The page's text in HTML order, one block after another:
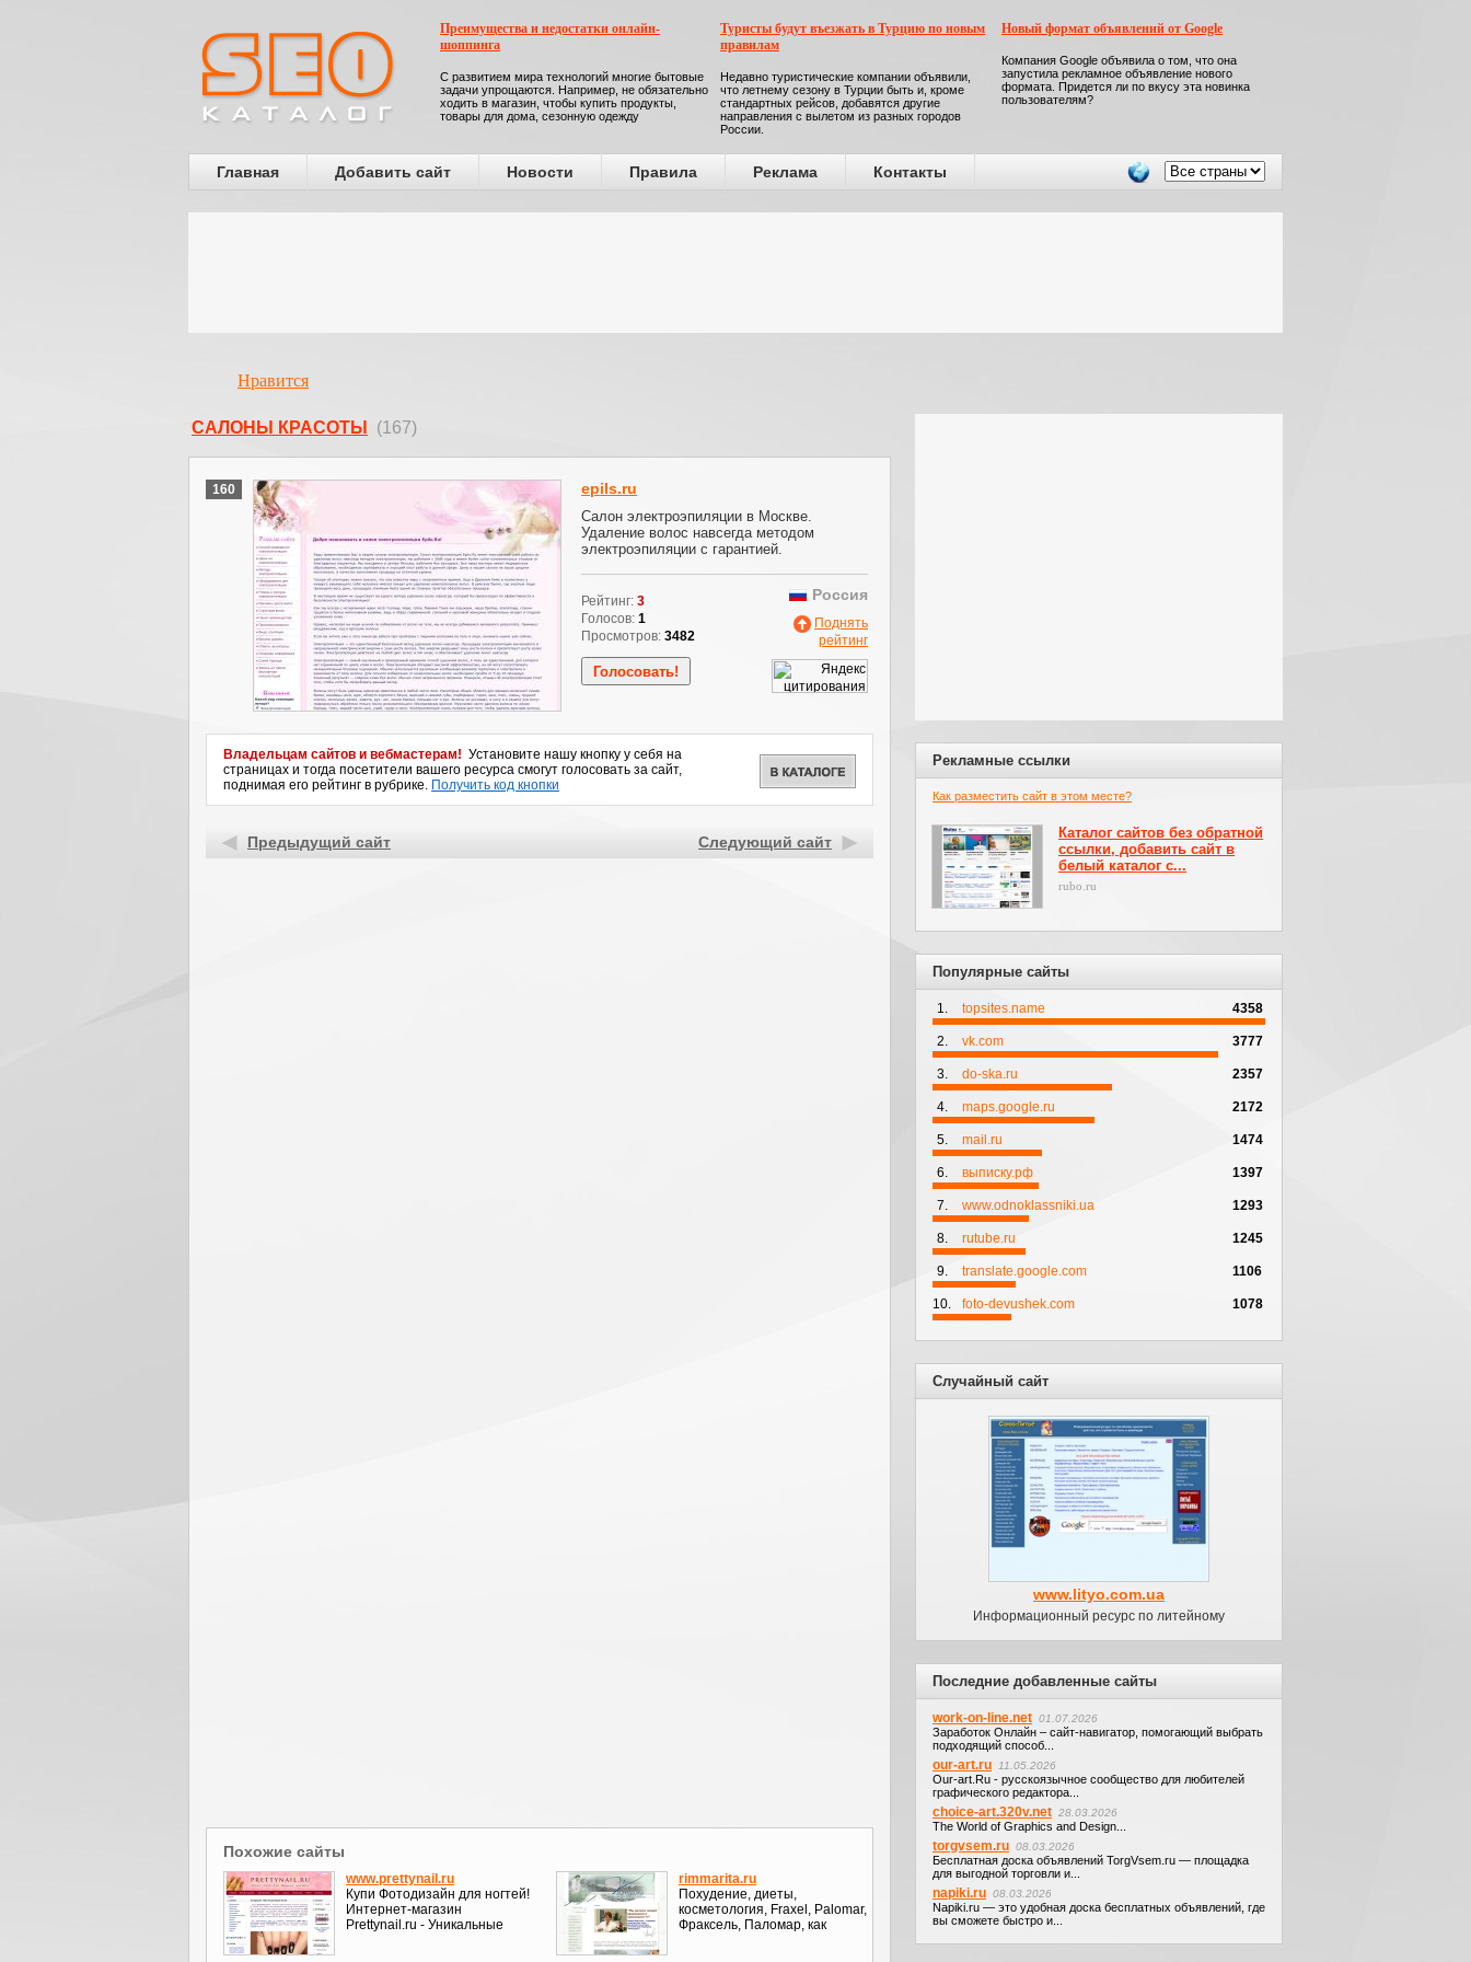
Преимущества и недостатки онлайн-
шоппинга
С развитием мира технологий многие бытовые
задачи упрощаются. Например, не обязательно
ходить в магазин, чтобы купить продукты,
товары для дома, сезонную одежду
Туристы будут въезжать в Турцию по новым
правилам
Недавно туристические компании объявили,
что летнему сезону в Турции быть и, кроме
стандартных рейсов, добавятся другие
направления с вылетом из разных городов
России.
Новый формат объявлений от Google
Компания Google объявила о том, что она
запустила рекламное объявление нового
формата. Придется ли по вкусу эта новинка
пользователям?
Главная Добавить сайт Новости Правила Реклама Контакты
Нравится
CАЛОНЫ КРАСОТЫ (167)
160 epils.ru
Салон электроэпиляции в Москве.
Удаление волос навсегда методом
электроэпиляции с гарантией.
Рейтинг: 3
Голосов: 1
Просмотров: 3482
Россия
Поднять
рейтинг
Владельцам сайтов и вебмастерам! Установите нашу кнопку у себя на
страницах и тогда посетители вашего ресурса смогут голосовать за сайт,
поднимая его рейтинг в рубрике. Получить код кнопки
Предыдущий сайт Следующий сайт
Похожие сайты
www.prettynail.ru
Купи Фотодизайн для ногтей!
Интернет-магазин
Prettynail.ru - Уникальные
rimmarita.ru
Похудение, диеты,
косметология, Fraxel, Palomar,
Фраксель, Паломар, как
Рекламные ссылки
Как разместить сайт в этом месте?
Каталог сайтов без обратной
ссылки, добавить сайт в
белый каталог с...
rubo.ru
Популярные сайты
1. topsites.name 4358
2. vk.com 3777
3. do-ska.ru 2357
4. maps.google.ru 2172
5. mail.ru 1474
6. выписку.рф 1397
7. www.odnoklassniki.ua 1293
8. rutube.ru 1245
9. translate.google.com 1106
10. foto-devushek.com 1078
Случайный сайт
www.lityo.com.ua
Информационный ресурс по литейному
Последние добавленные сайты
work-on-line.net 01.07.2026
Заработок Онлайн – сайт-навигатор, помогающий выбрать
подходящий способ...
our-art.ru 11.05.2026
Our-art.Ru - русскоязычное сообщество для любителей
графического редактора...
choice-art.320v.net 28.03.2026
The World of Graphics and Design...
torgvsem.ru 08.03.2026
Бесплатная доска объявлений TorgVsem.ru — площадка
для выгодной торговли и...
napiki.ru 08.03.2026
Napiki.ru — это удобная доска бесплатных объявлений, где
вы сможете быстро и...